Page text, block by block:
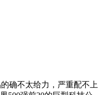
确不太给力，严重配不上